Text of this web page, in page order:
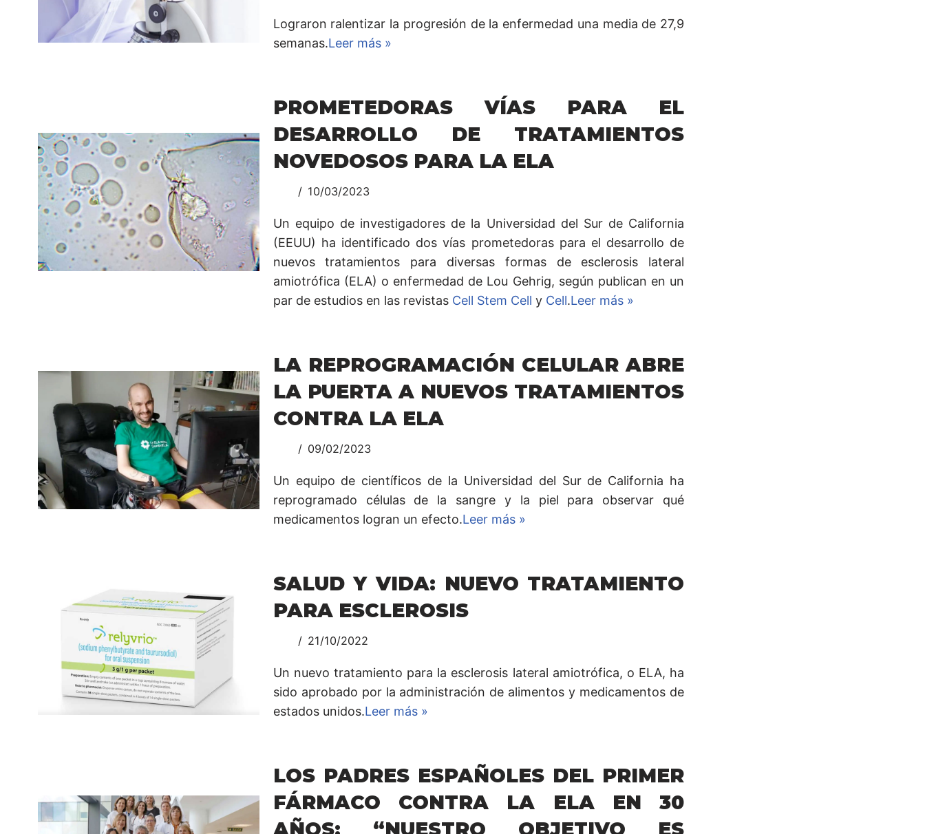
Lograron ralentizar la progresión de la enfermedad una media de 27,9
semanas.Leer más »
PROMETEDORAS VÍAS PARA EL
DESARROLLO DE TRATAMIENTOS
NOVEDOSOS PARA LA ELA
10/03/2023
Un equipo de investigadores de la Universidad del Sur de California
(EEUU) ha identificado dos vías prometedoras para el desarrollo de
nuevos tratamientos para diversas formas de esclerosis lateral
amiotrófica (ELA) o enfermedad de Lou Gehrig, según publican en un
par de estudios en las revistas Cell Stem Cell y Cell.Leer más »
LA REPROGRAMACIÓN CELULAR ABRE
LA PUERTA A NUEVOS TRATAMIENTOS
CONTRA LA ELA
09/02/2023
Un equipo de científicos de la Universidad del Sur de California ha
reprogramado células de la sangre y la piel para observar qué
medicamentos logran un efecto.Leer más »
SALUD Y VIDA: NUEVO TRATAMIENTO
PARA ESCLEROSIS
21/10/2022
Un nuevo tratamiento para la esclerosis lateral amiotrófica, o ELA, ha
sido aprobado por la administración de alimentos y medicamentos de
estados unidos.Leer más »
LOS PADRES ESPAÑOLES DEL PRIMER
FÁRMACO CONTRA LA ELA EN 30
AÑOS: “NUESTRO OBJETIVO ES